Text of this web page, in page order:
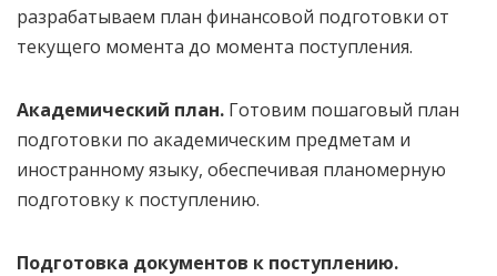
разрабатываем план финансовой подготовки от
текущего момента до момента поступления.
Академический план. Готовим пошаговый план
подготовки по академическим предметам и
иностранному языку, обеспечивая планомерную
подготовку к поступлению.
Подготовка документов к поступлению.